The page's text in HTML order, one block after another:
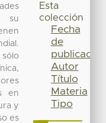
su
en
y
es
Esta
colección
Fecha
de
publicación
Autor
Título
Materia
Tipo